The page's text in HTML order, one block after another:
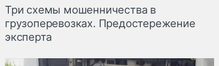
Три схемы мошенничества в
грузоперевозках. Предостережение
эксперта